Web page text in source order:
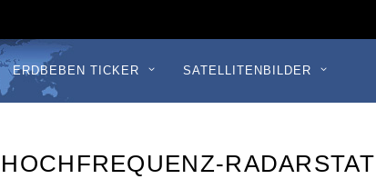
ERDBEBEN TICKER SATELLITENBILDER
HOCHFREQUENZ-